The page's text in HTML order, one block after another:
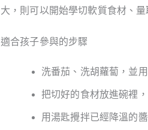
大，則可以開始學切軟質食材、量
適合孩子參與的步驟
洗番茄、洗胡蘿蔔，並
把切好的食材放進碗裡
用湯匙攪拌已經降溫的